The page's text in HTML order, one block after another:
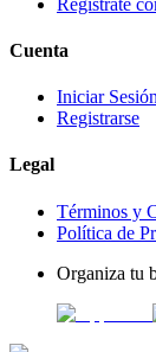
Cuenta
Iniciar Sesión
Registrarse
Legal
Términos y
Política de
Organiza tu